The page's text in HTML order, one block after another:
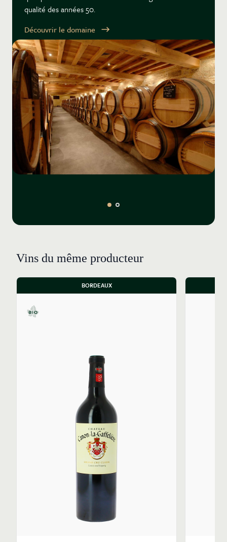
qualité des années 50.
Découvrir le domaine
Vins du même producteur
BORDEAUX